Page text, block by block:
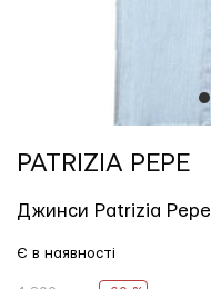
1
PATRIZIA PEPE
Джинси Patrizia Pepe
Є в наявності